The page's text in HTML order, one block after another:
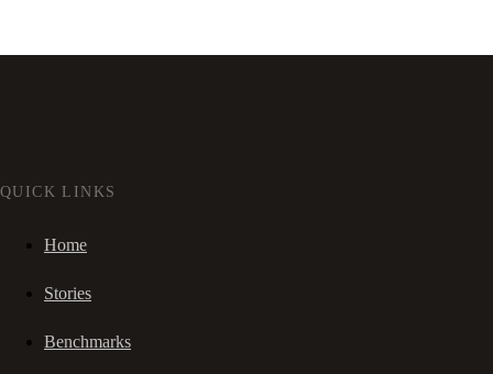
QUICK LINKS
Home
Stories
Benchmarks